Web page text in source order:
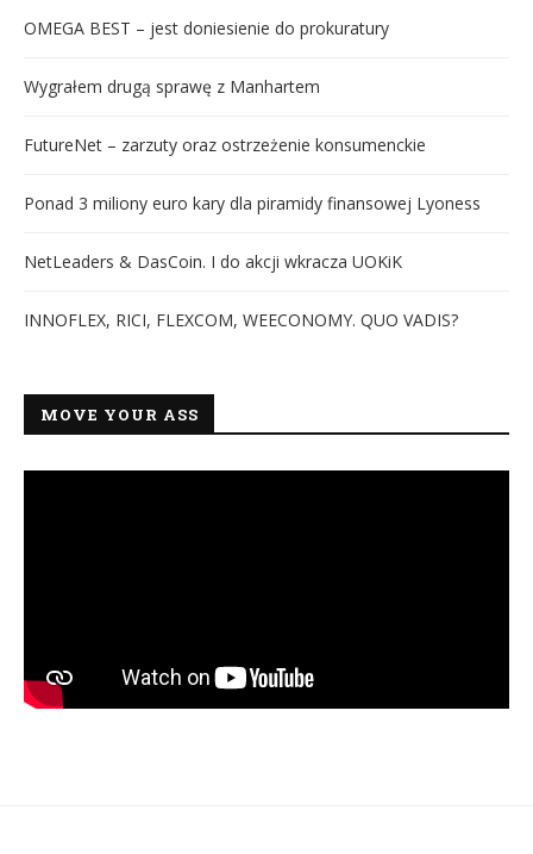
OMEGA BEST – jest doniesienie do prokuratury
Wygrałem drugą sprawę z Manhartem
FutureNet – zarzuty oraz ostrzeżenie konsumenckie
Ponad 3 miliony euro kary dla piramidy finansowej Lyoness
NetLeaders & DasCoin. I do akcji wkracza UOKiK
INNOFLEX, RICI, FLEXCOM, WEECONOMY. QUO VADIS?
MOVE YOUR ASS